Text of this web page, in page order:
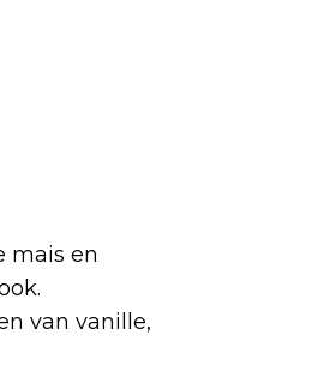
mais en
van vanille,